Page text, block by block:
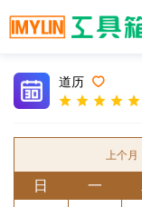
道历
上个月
日 一